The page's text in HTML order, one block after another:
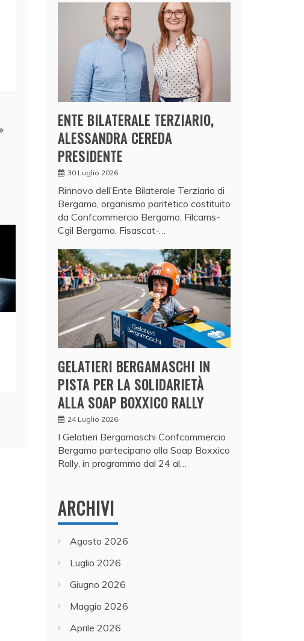
ENTE BILATERALE TERZIARIO,
ALESSANDRA CEREDA
PRESIDENTE
30 Luglio 2026
Rinnovo dell’Ente Bilaterale Terziario di
Bergamo, organismo paritetico costituito
da Confcommercio Bergamo, Filcams-
Cgil Bergamo, Fisascat-…
GELATIERI BERGAMASCHI IN
PISTA PER LA SOLIDARIETÀ
ALLA SOAP BOXXICO RALLY
24 Luglio 2026
I Gelatieri Bergamaschi Confcommercio
Bergamo partecipano alla Soap Boxxico
Rally, in programma dal 24 al…
ARCHIVI
Agosto 2026
Luglio 2026
Giugno 2026
Maggio 2026
Aprile 2026